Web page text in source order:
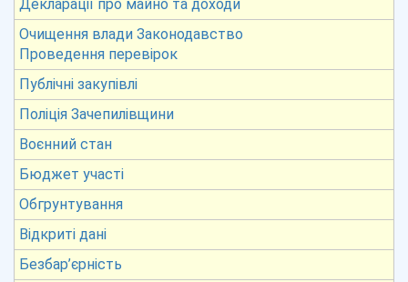
Декларації про майно та доходи
Очищення влади Законодавство
Проведення перевірок
Публічні закупівлі
Поліція Зачепилівщини
Воєнний стан
Бюджет участі
Обгрунтування
Відкриті дані
Безбар’єрність